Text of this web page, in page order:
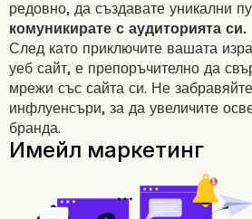
редовно, да създавате уникални
комуникирате с аудиторията си.
След като приключите вашата
уеб сайт, е препоръчително да
мрежи със сайта си. Не
инфлуенсъри, за да увеличите
бранда.